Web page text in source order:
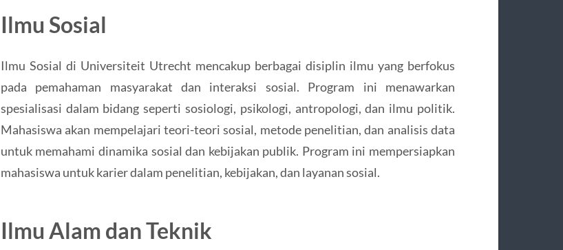
Ilmu Sosial
Ilmu Sosial di Universiteit Utrecht mencakup berbagai disiplin ilmu yang berfokus
pada pemahaman masyarakat dan interaksi sosial. Program ini menawarkan
spesialisasi dalam bidang seperti sosiologi, psikologi, antropologi, dan ilmu politik.
Mahasiswa akan mempelajari teori-teori sosial, metode penelitian, dan analisis data
untuk memahami dinamika sosial dan kebijakan publik. Program ini mempersiapkan
mahasiswa untuk karier dalam penelitian, kebijakan, dan layanan sosial.
Ilmu Alam dan Teknik